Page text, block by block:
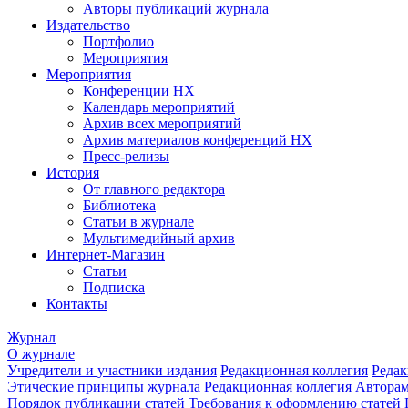
Авторы публикаций журнала
Издательство
Портфолио
Мероприятия
Мероприятия
Конференции НХ
Календарь мероприятий
Архив всех мероприятий
Архив материалов конференций НХ
Пресс-релизы
История
От главного редактора
Библиотека
Статьи в журнале
Мультимедийный архив
Интернет-Магазин
Статьи
Подписка
Контакты
Журнал
О журнале
Учредители и участники издания Редакционная коллегия
Этические принципы журнала Редакционная коллегия
Порядок публикации статей Требования к оформлению статей